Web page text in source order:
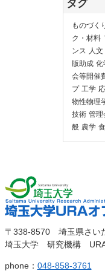
タグ
ものづく
ク・材料
ンス 人
版助成 化
会等開催
プ 工学
物性物理
技術 管理
般 農学
埼玉大
学
埼玉大学
フィス
〒338-8570 埼玉県さい
埼玉大学 研究機構 URA
phone： 048-858-3761